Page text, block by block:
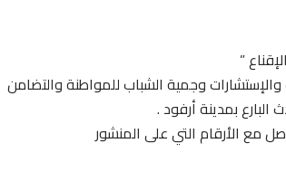
”
وجمية الشباب للمواطنة والتضامن
بمدينة أرفود .
مع الأرقام التي على المنشور